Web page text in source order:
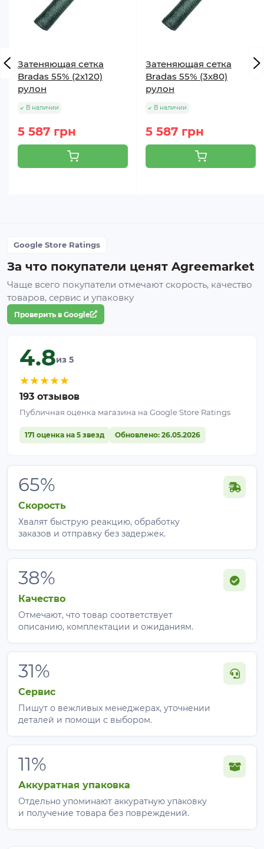
Затеняющая сетка
Bradas 55% (2х120)
рулон
В наличии
5 587 грн
Затеняющая сетка
Bradas 55% (3х80)
рулон
В наличии
5 587 грн
Google Store Ratings
За что покупатели ценят Agreemarket
Чаще всего покупатели отмечают скорость, качество
товаров, сервис и упаковку
Проверить в Google
4.8из 5
★★★★★
193 отзывов
Публичная оценка магазина на Google Store Ratings
171 оценка на 5 звезд Обновлено: 26.05.2026
65%
Скорость
Хвалят быструю реакцию, обработку
заказов и отправку без задержек.
38%
Качество
Отмечают, что товар соответствует
описанию, комплектации и ожиданиям.
31%
Сервис
Пишут о вежливых менеджерах, уточнении
деталей и помощи с выбором.
11%
Аккуратная упаковка
Отдельно упоминают аккуратную упаковку
и получение товара без повреждений.